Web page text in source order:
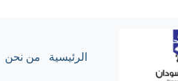
الرئيسية من نحن